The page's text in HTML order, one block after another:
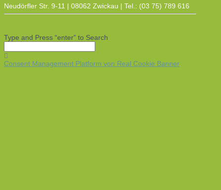
Neudörfler Str. 9-11 | 08062 Zwickau | Tel.: (03 75) 789 616
Type and Press “enter” to Search
Consent Management Platform von Real Cookie Banner